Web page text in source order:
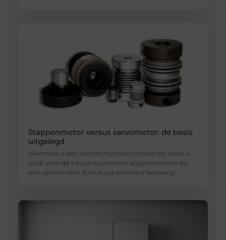
Stappenmotor versus servomotor: de basis
uitgelegd
Wanneer u een aandrijfsysteem ontwerpt, staat u
vaak voor de keuze tussen een stappenmotor en
een servomotor. Een stappenmotor beweegt